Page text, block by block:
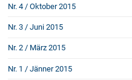
Checkliste: GmbH-Gründung
Checkliste: Gewerbeanm. durch jur.
Person
Kontakt
Nr. 4 / Oktober 2015
Nr. 3 / Juni 2015
Nr. 2 / März 2015
Nr. 1 / Jänner 2015